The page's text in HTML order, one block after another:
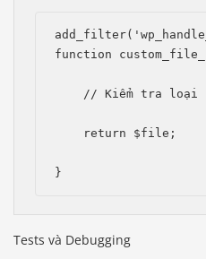
function
// Kiểm tra loại
    return $file;
}
Tests và Debugging